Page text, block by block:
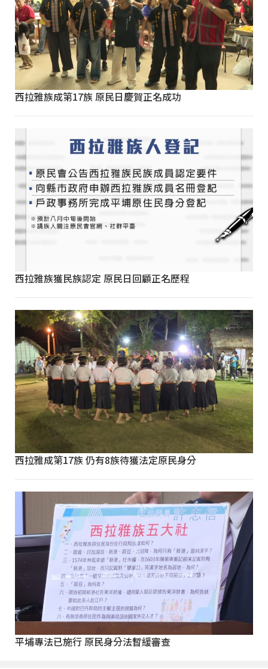
西拉雅族成第17族 原民日慶賀正名成功
西拉雅族獲民族認定 原民日回顧正名歷程
西拉雅成第17族 仍有8族待獲法定原民身分
平埔專法已施行 原民身分法暫緩審查